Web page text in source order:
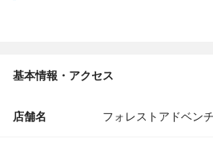
基本情報・アクセス
店舗名 フォレストアドベン